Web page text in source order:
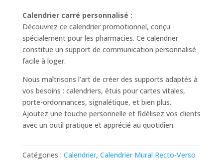
Calendrier carré personnalisé :
Découvrez ce calendrier promotionnel, conçu
spécialement pour les pharmacies. Ce calendrier
constitue un support de communication personnalisé
facile à loger.
Nous maîtrisons l’art de créer des supports adaptés à
vos besoins : calendriers, étuis pour cartes vitales,
porte-ordonnances, signalétique, et bien plus.
Ajoutez une touche personnelle et fidélisez vos clients
avec un outil pratique et apprécié au quotidien.
Catégories : Calendrier, Calendrier Mural Recto-Verso